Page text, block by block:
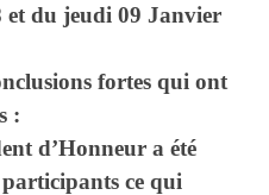
et du jeudi 09 Janvier
fortes qui ont
:
d’Honneur a été
participants ce qui